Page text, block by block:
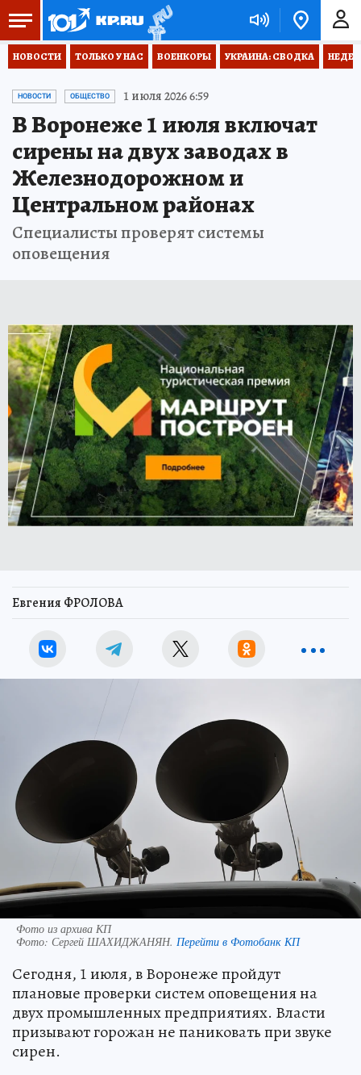
НОВОСТИ ТОЛЬКО У НАС ВОЕНКОРЫ УКРАИНА: СВОДКА
НОВОСТИ ОБЩЕСТВО 1 июля 2026 6:59
В Воронеже 1 июля включат
сирены на двух заводах в
Железнодорожном и
Центральном районах
Специалисты проверят системы
оповещения
Евгения ФРОЛОВА
Фото из архива КП
Фото: Сергей ШАХИДЖАНЯН. Перейти в Фотобанк КП
Сегодня, 1 июля, в Воронеже пройдут
плановые проверки систем оповещения на
двух промышленных предприятиях. Власти
призывают горожан не паниковать при звуке
сирен.